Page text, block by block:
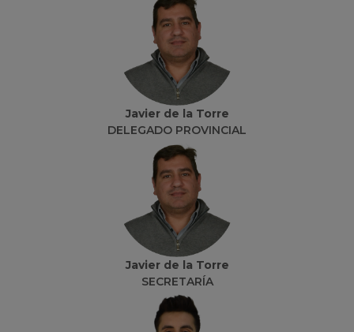
Javier de la Torre
DELEGADO PROVINCIAL
Javier de la Torre
SECRETARÍA